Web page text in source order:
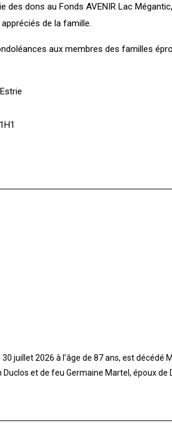
des dons au Fonds AVENIR Lac
de la famille.
aux membres des familles
juillet 2026 à l’âge de 87 ans, est décédé
Duclos et de feu Germaine Martel, époux de